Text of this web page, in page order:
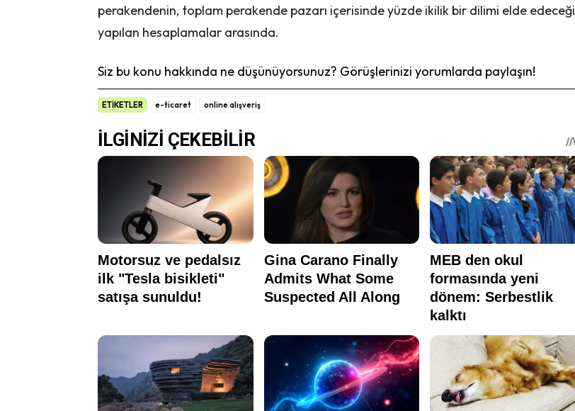
perakendenin, toplam perakende pazarı içerisinde yüzde ikilik bir dilimi elde edeceği
yapılan hesaplamalar arasında.
Siz bu konu hakkında ne düşünüyorsunuz? Görüşlerinizi yorumlarda paylaşın!
ETİKETLER e-ticaret online alışveriş